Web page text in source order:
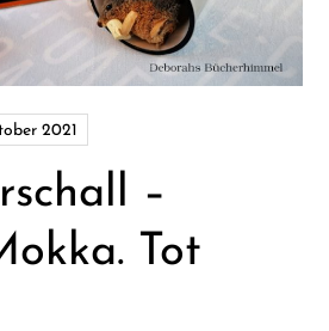
–
Tot